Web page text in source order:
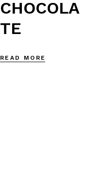
CHOCOLA
TE
READ MORE